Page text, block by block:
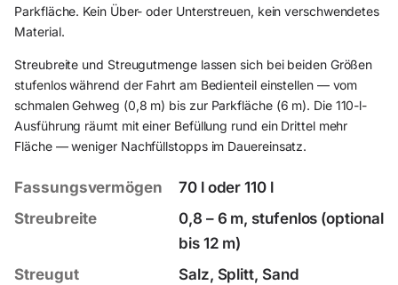
Parkfläche. Kein Über- oder Unterstreuen, kein verschwendetes
Material.
Streubreite und Streugutmenge lassen sich bei beiden Größen
stufenlos während der Fahrt am Bedienteil einstellen — vom
schmalen Gehweg (0,8 m) bis zur Parkfläche (6 m). Die 110-l-
Ausführung räumt mit einer Befüllung rund ein Drittel mehr
Fläche — weniger Nachfüllstopps im Dauereinsatz.
Fassungsvermögen
70 l oder 110 l
Streubreite
0,8 – 6 m, stufenlos (optional
bis 12 m)
Streugut
Salz, Splitt, Sand